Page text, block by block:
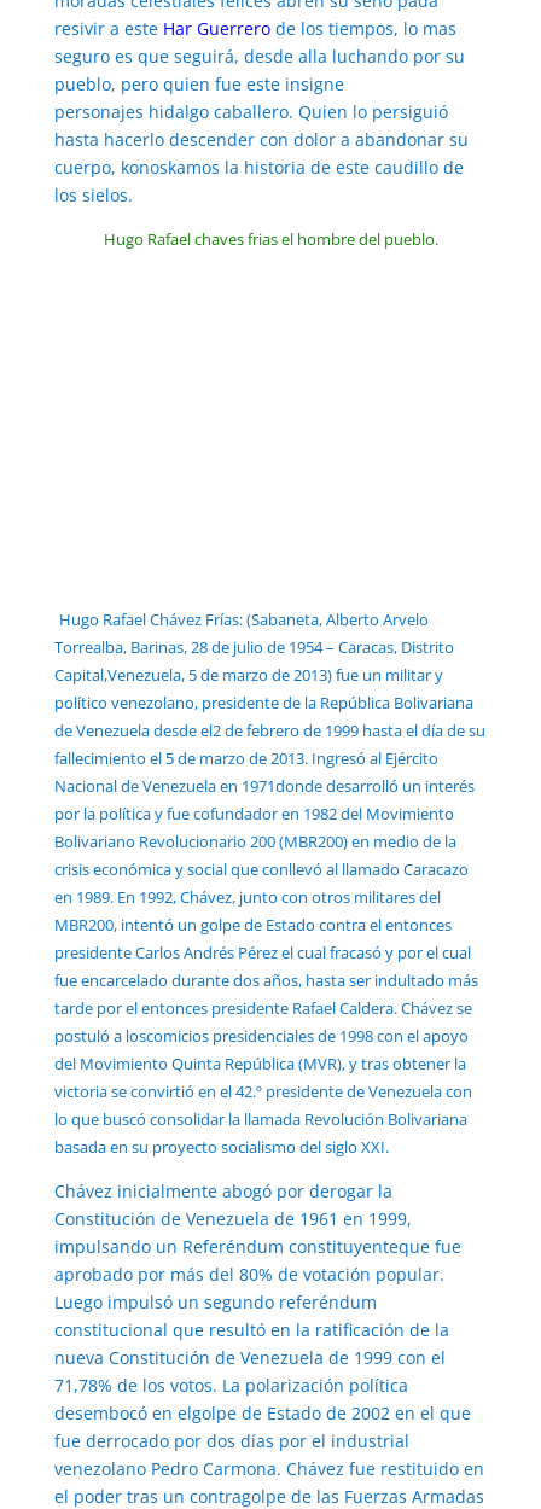
resivir a este Har Guerrerode los tiempos, lo mas
seguro es que seguirá, desde alla luchando por su
pueblo, pero quien fue este insigne
personajes hidalgo caballero. Quien lo persiguió
hasta hacerlo descender con dolor a abandonar su
cuerpo, konoskamos la historia de este caudillo de
los sielos.
Hugo Rafael chaves frias el hombre del pueblo.
Hugo Rafael Chávez Frías: (Sabaneta, Alberto Arvelo
Torrealba, Barinas, 28 de julio de 1954 – Caracas, Distrito
Capital,Venezuela, 5 de marzo de 2013) fue un militar y
político venezolano, presidente de la República Bolivariana
de Venezuela desde el2 de febrero de 1999 hasta el día de su
fallecimiento el 5 de marzo de 2013. Ingresó al Ejército
Nacional de Venezuela en 1971donde desarrolló un interés
por la política y fue cofundador en 1982 del Movimiento
Bolivariano Revolucionario 200 (MBR200) en medio de la
crisis económica y social que conllevó al llamado Caracazo
en 1989. En 1992, Chávez, junto con otros militares del
MBR200, intentó un golpe de Estado contra el entonces
presidente Carlos Andrés Pérez el cual fracasó y por el cual
fue encarcelado durante dos años, hasta ser indultado más
tarde por el entonces presidente Rafael Caldera. Chávez se
postuló a loscomicios presidenciales de 1998 con el apoyo
del Movimiento Quinta República (MVR), y tras obtener la
victoria se convirtió en el 42.º presidente de Venezuela con
lo que buscó consolidar la llamada Revolución Bolivariana
basada en su proyecto socialismo del siglo XXI.
Chávez inicialmente abogó por derogar la
Constitución de Venezuela de 1961 en 1999,
impulsando un Referéndum constituyenteque fue
aprobado por más del 80% de votación popular.
Luego impulsó un segundo referéndum
constitucional que resultó en la ratificación de la
nueva Constitución de Venezuela de 1999 con el
71,78% de los votos. La polarización política
desembocó en elgolpe de Estado de 2002 en el que
fue derrocado por dos días por el industrial
venezolano Pedro Carmona. Chávez fue restituido en
el poder tras un contragolpe de las Fuerzas Armadas